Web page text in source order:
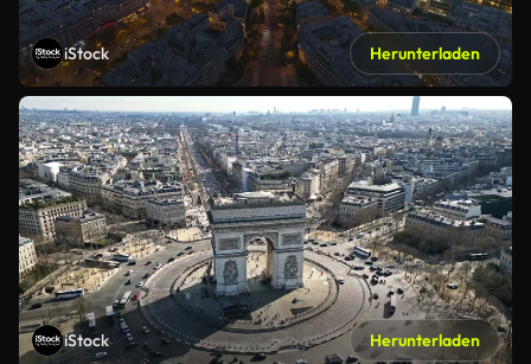
iStock Herunterladen
iStock Herunterladen